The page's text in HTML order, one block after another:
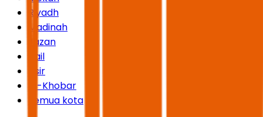
Riyadh
Madinah
Jazan
Hail
Asir
Al-Khobar
Semua kota